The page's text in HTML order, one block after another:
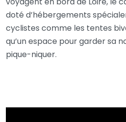
doté d’hébergements
cyclistes comme les tentes
qu’un espace pour garder sa
pique-niquer.